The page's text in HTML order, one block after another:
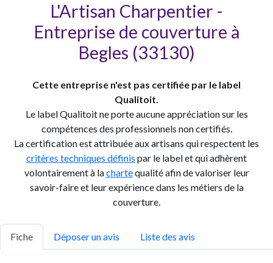
L'Artisan Charpentier -
Entreprise de couverture à
Begles (33130)
Cette entreprise n'est pas certifiée par le label
Qualitoit.
Le label Qualitoit ne porte aucune appréciation sur les
compétences des professionnels non certifiés.
La certification est attribuée aux artisans qui respectent les
critères techniques définis par le label et qui adhèrent
volontairement à lachartequalité afin de valoriser leur
savoir-faire et leur expérience dans les métiers de la
couverture.
Fiche Déposer un avis Liste des avis